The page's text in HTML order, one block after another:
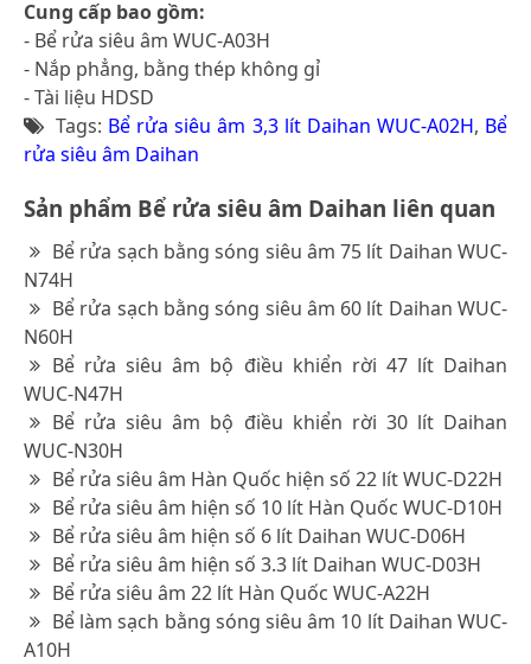
Cung cấp bao gồm:
- Bể rửa siêu âm WUC-A03H
- Nắp phẳng, bằng thép không gỉ
- Tài liệu HDSD
Tags: Bể rửa siêu âm 3,3 lít Daihan WUC-A02H, Bể
rửa siêu âm Daihan
Sản phẩm Bể rửa siêu âm Daihan liên quan
Bể rửa sạch bằng sóng siêu âm 75 lít Daihan WUC-
N74H
Bể rửa sạch bằng sóng siêu âm 60 lít Daihan WUC-
N60H
Bể rửa siêu âm bộ điều khiển rời 47 lít Daihan
WUC-N47H
Bể rửa siêu âm bộ điều khiển rời 30 lít Daihan
WUC-N30H
Bể rửa siêu âm Hàn Quốc hiện số 22 lít WUC-D22H
Bể rửa siêu âm hiện số 10 lít Hàn Quốc WUC-D10H
Bể rửa siêu âm hiện số 6 lít Daihan WUC-D06H
Bể rửa siêu âm hiện số 3.3 lít Daihan WUC-D03H
Bể rửa siêu âm 22 lít Hàn Quốc WUC-A22H
Bể làm sạch bằng sóng siêu âm 10 lít Daihan WUC-
A10H